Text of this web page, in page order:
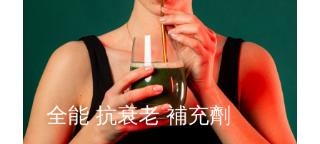
全能 抗衰老 補充劑